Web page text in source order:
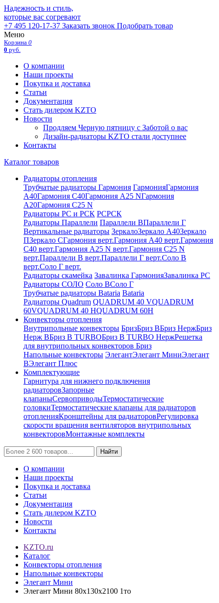
Надежность и стиль,
которые вас согревают
+7 495 120-17-37 Заказать звонок Подобрать товар
Меню
Корзина 0
0 руб.
О компании
Наши проекты
Покупка и доставка
Статьи
Документация
Стать дилером KZTO
Новости
Продляем Черную пятницу с Заботой о вас
Дизайн-радиаторы KZTO стали доступнее
Контакты
Каталог товаров
Радиаторы отопления
Трубчатые радиаторы Гармония ГармонияГармония
А40Гармония С40Гармония А25 NГармония
А20Гармония С25 N
Радиаторы РС и РСК РСРСК
Радиаторы Параллели Параллели ВПараллели Г
Вертикальные радиаторы ЗеркалоЗеркало А40Зеркало
ПЗеркало СГармония верт.Гармония А40 верт.Гармония
С40 верт.Гармония А25 N верт.Гармония С25 N
верт.Параллели В верт.Параллели Г верт.Соло В
верт.Соло Г верт.
Радиаторы скамейка Завалинка ГармонияЗавалинка РС
Радиаторы СОЛО Соло ВСоло Г
Трубчатые радиаторы Bataria Bataria
Радиаторы Quadrum QUADRUM 40 VQUADRUM
60VQUADRUM 40 HQUADRUM 60H
Конвекторы отопления
Внутрипольные конвекторы БризБриз ВБриз НержБриз
Нерж ВБриз В TURBOБриз В TURBO НержРешетка
для внутрипольных конвекторов Бриз
Напольные конвекторы ЭлегантЭлегант МиниЭлегант
ВЭлегант Плюс
Комплектующие
Гарнитура для нижнего подключения
радиаторовЗапорные
клапаныСервоприводыТермостатические
головкиТермостатические клапаны для радиаторов
отопленияКронштейны для радиаторовРегулировка
скорости вращения вентиляторов внутрипольных
конвекторовМонтажные комплекты
Найти
О компании
Наши проекты
Покупка и доставка
Статьи
Документация
Стать дилером KZTO
Новости
Контакты
KZTO.ru
Каталог
Конвекторы отопления
Напольные конвекторы
Элегант Мини
Элегант Мини 80x130x2100 1то